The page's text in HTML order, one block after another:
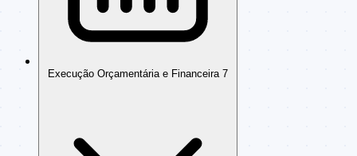
Execução Orçamentária e Financeira 7